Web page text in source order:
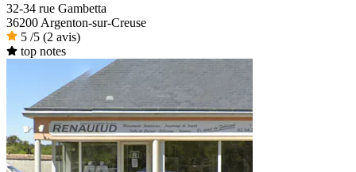
32-34 rue Gambetta
36200 Argenton-sur-Creuse
5 /5 (2 avis)
top notes